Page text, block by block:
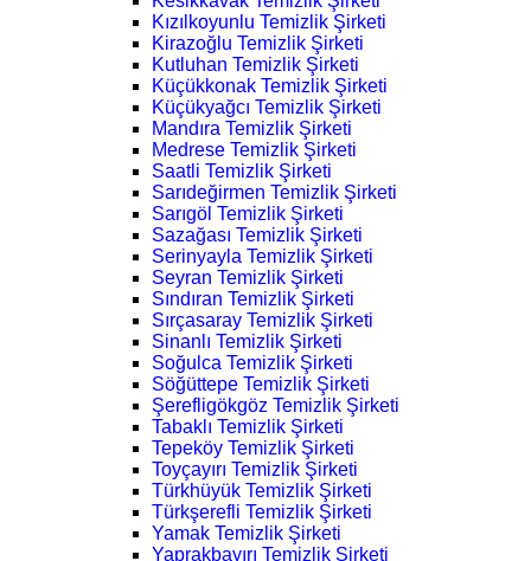
Kızılkoyunlu Temizlik Şirketi
Kirazoğlu Temizlik Şirketi
Kutluhan Temizlik Şirketi
Küçükkonak Temizlik Şirketi
Küçükyağcı Temizlik Şirketi
Mandıra Temizlik Şirketi
Medrese Temizlik Şirketi
Saatli Temizlik Şirketi
Sarıdeğirmen Temizlik Şirketi
Sarıgöl Temizlik Şirketi
Sazağası Temizlik Şirketi
Serinyayla Temizlik Şirketi
Seyran Temizlik Şirketi
Sındıran Temizlik Şirketi
Sırçasaray Temizlik Şirketi
Sinanlı Temizlik Şirketi
Soğulca Temizlik Şirketi
Söğüttepe Temizlik Şirketi
Şerefligökgöz Temizlik Şirketi
Tabaklı Temizlik Şirketi
Tepeköy Temizlik Şirketi
Toyçayırı Temizlik Şirketi
Türkhüyük Temizlik Şirketi
Türkşerefli Temizlik Şirketi
Yamak Temizlik Şirketi
Yaprakbayırı Temizlik Şirketi